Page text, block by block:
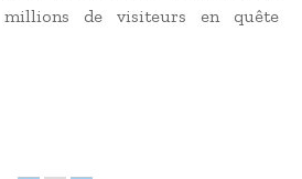
millions de visiteurs en quête